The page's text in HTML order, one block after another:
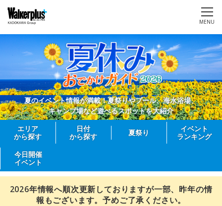
MENU
夏のイベント情報が満載！夏祭りやプール、海水浴場、
キャンプ場など遊べるスポットを大紹介
エリア
から探す
日付
から探す
夏祭り
イベント
ランキング
今日開催
イベント
2026年情報へ順次更新しておりますが一部、昨年の情
報もございます。予めご了承ください。